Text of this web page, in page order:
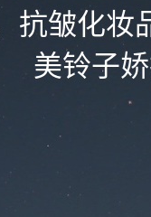
抗皱化
美铃子